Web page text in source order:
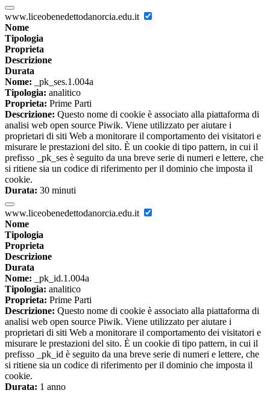
www.liceobenedettodanorcia.edu.it
Nome
Tipologia
Proprieta
Descrizione
Durata
Nome: _pk_ses.1.004a
Tipologia: analitico
Proprieta: Prime Parti
Descrizione: Questo nome di cookie è associato alla piattaforma di
analisi web open source Piwik. Viene utilizzato per aiutare i
proprietari di siti Web a monitorare il comportamento dei visitatori e
misurare le prestazioni del sito. È un cookie di tipo pattern, in cui il
prefisso _pk_ses è seguito da una breve serie di numeri e lettere, che
si ritiene sia un codice di riferimento per il dominio che imposta il
cookie.
Durata: 30 minuti
www.liceobenedettodanorcia.edu.it
Nome
Tipologia
Proprieta
Descrizione
Durata
Nome: _pk_id.1.004a
Tipologia: analitico
Proprieta: Prime Parti
Descrizione: Questo nome di cookie è associato alla piattaforma di
analisi web open source Piwik. Viene utilizzato per aiutare i
proprietari di siti Web a monitorare il comportamento dei visitatori e
misurare le prestazioni del sito. È un cookie di tipo pattern, in cui il
prefisso _pk_id è seguito da una breve serie di numeri e lettere, che
si ritiene sia un codice di riferimento per il dominio che imposta il
cookie.
Durata: 1 anno